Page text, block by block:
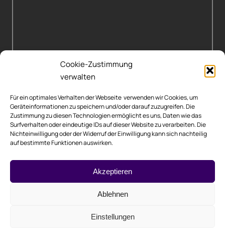
Cookie-Zustimmung
verwalten
Für ein optimales Verhalten der Webseite verwenden wir Cookies, um
Geräteinformationen zu speichern und/oder darauf zuzugreifen. Die
Zustimmung zu diesen Technologien ermöglicht es uns, Daten wie das
Surfverhalten oder eindeutige IDs auf dieser Website zu verarbeiten. Die
Nichteinwilligung oder der Widerruf der Einwilligung kann sich nachteilig
auf bestimmte Funktionen auswirken.
Akzeptieren
Ablehnen
Einstellungen
Rechtliche Hinweise
Impressum
Cookie-Richtlinie (EU)